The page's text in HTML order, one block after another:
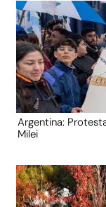
Argentina:
Milei